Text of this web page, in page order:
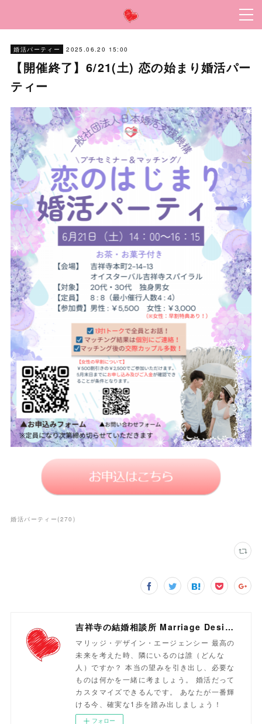
婚活パーティー 2025.06.20 15:00
【開催終了】6/21(土) 恋の始まり婚活パー
ティー
婚活パーティー(270 )
吉祥寺の結婚相談所 Marriage Design Agency
マリッジ・デザイン・エージェンシー 最高の
未来を考えた時、隣にいるのは誰（どんな
人）ですか？ 本当の望みを引き出し、必要な
ものは何かを一緒に考ましょう。 婚活だって
カスタマイズできるんです。 あなたが一番輝
ける今、確実な1歩を踏み出しましょう！
フォロー